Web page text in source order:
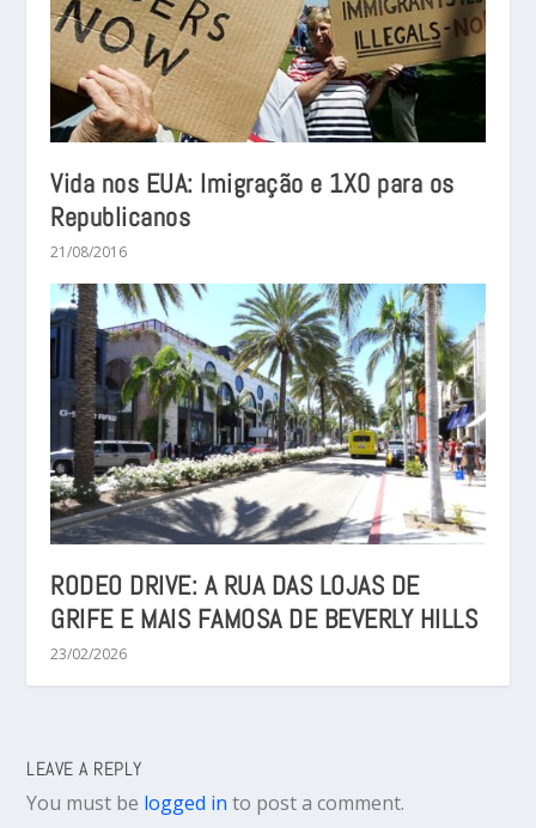
Vida nos EUA: Imigração e 1X0 para os
Republicanos
21/08/2016
RODEO DRIVE: A RUA DAS LOJAS DE
GRIFE E MAIS FAMOSA DE BEVERLY HILLS
23/02/2026
LEAVE A REPLY
You must be logged in to post a comment.